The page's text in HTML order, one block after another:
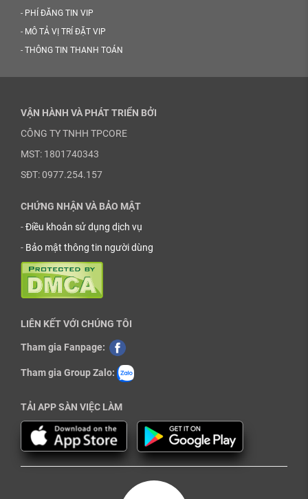
- PHÍ ĐĂNG TIN VIP
- MÔ TẢ VỊ TRÍ ĐẶT VIP
- THÔNG TIN THANH TOÁN
VẬN HÀNH VÀ PHÁT TRIỂN BỞI
CÔNG TY TNHH TPCORE
MST: 1801740343
SĐT: 0977.254.157
CHỨNG NHẬN VÀ BẢO MẬT
-Điều khoản sử dụng dịch vụ
- Bảo mật thông tin người dùng
LIÊN KẾT VỚI CHÚNG TÔI
Tham gia Fanpage:
Tham gia Group Zalo:
TẢI APP SÀN VIỆC LÀM